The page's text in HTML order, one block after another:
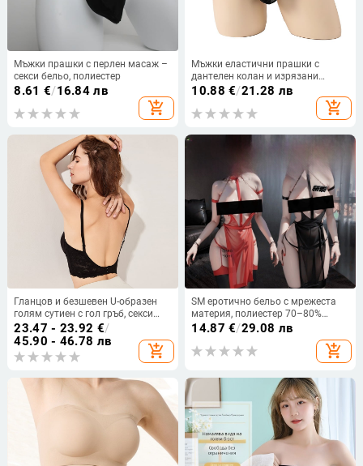
Мъжки прашки с перлен масаж –
секси бельо, полиестер
8.61 €/16.84 лв
add_shopping_cart
Мъжки еластични прашки с
дантелен колан и изрязани
панели
10.88 €/21.28 лв
add_shopping_cart
Гланцов и безшевен U-образен
голям сутиен с гол гръб, секси
бельо с повдигащ ефект, дамски
дантелен невидим сутиен 90CD
95CD
23.47 - 23.92 €/
45.90 - 46.78 лв
add_shopping_cart
SM еротично бельо с мрежеста
материя, полиестер 70–80%
съдържание, униформен стил, за
14.87 €/29.08 лв
add_shopping_cart